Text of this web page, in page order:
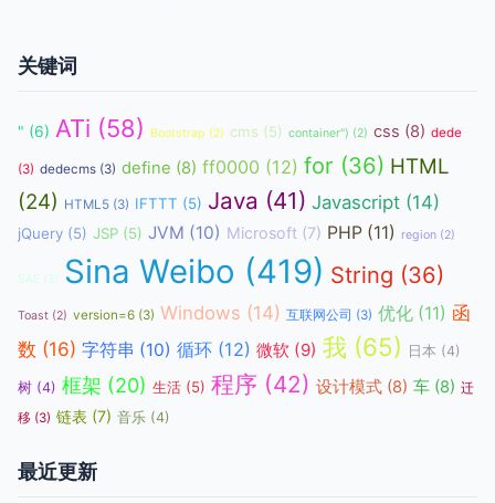
关键词
" (6) ATi (58) Bootstrap (2) cms (5) container") (2) css (8) dede
(3) dedecms (3) define (8) ff0000 (12) for (36) HTML
(24) HTML5 (3) IFTTT (5) Java (41) Javascript (14)
jQuery (5) JSP (5) JVM (10) Microsoft (7) PHP (11) region (2)
SAE (2) Sina Weibo (419) String (36)
Toast (2) version=6 (3) Windows (14) 互联网公司 (3) 优化 (11) 函
数 (16) 字符串 (10) 循环 (12) 微软 (9) 我 (65) 日本 (4)
树 (4) 框架 (20) 生活 (5) 程序 (42) 设计模式 (8) 车 (8) 迁
移 (3) 链表 (7) 音乐 (4)
最近更新